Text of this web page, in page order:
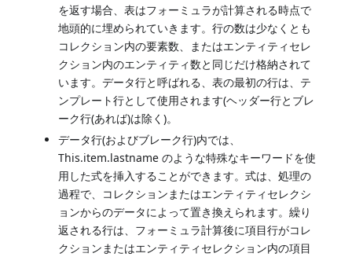
を返す場合、表はフォーミュラが計算される時点で
地頭的に埋められていきます。行の数は少なくとも
コレクション内の要素数、またはエンティティセレ
クション内のエンティティ数と同じだけ格納されて
います。データ行と呼ばれる、表の最初の行は、テ
ンプレート行として使用されます(ヘッダー行とブレ
ーク行(あれば)は除く)。
データ行(およびブレーク行)内では、
This.item.lastname のような特殊なキーワードを使
用した式を挿入することができます。式は、処理の
過程で、コレクションまたはエンティティセレクシ
ョンからのデータによって置き換えられます。繰り
返される行は、フォーミュラ計算後に項目行がコレ
クションまたはエンティティセレクション内の項目